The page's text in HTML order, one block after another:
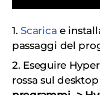
1. Scarica e
passaggi del
2. Eseguire
rossa sul